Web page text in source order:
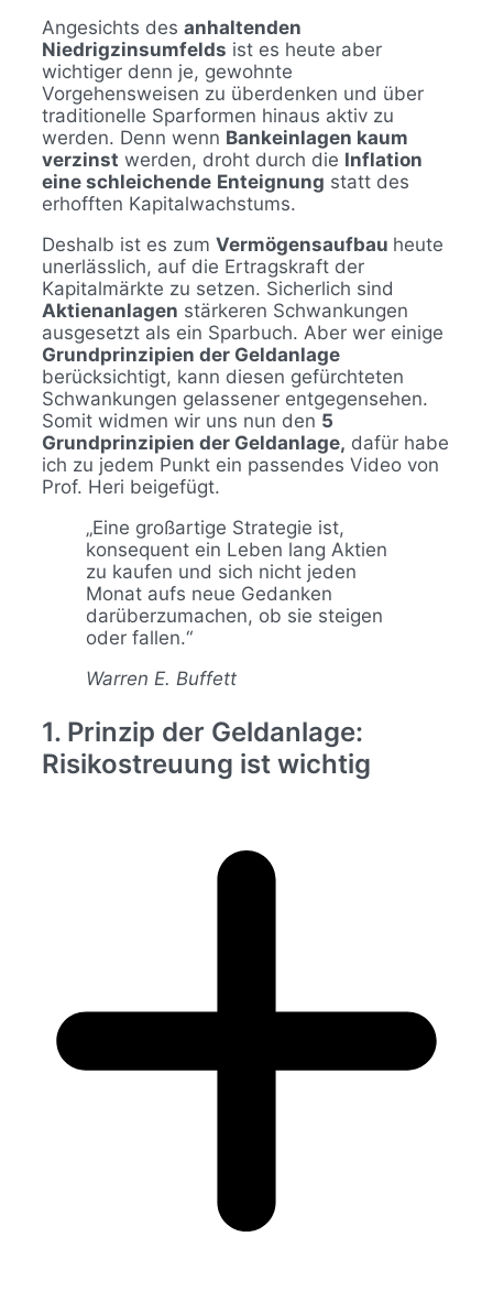
Angesichts des anhaltenden
Niedrigzinsumfelds ist es heute aber
wichtiger denn je, gewohnte
Vorgehensweisen zu überdenken und über
traditionelle Sparformen hinaus aktiv zu
werden. Denn wenn Bankeinlagen kaum
verzinst werden, droht durch die Inflation
eine schleichende Enteignung statt des
erhofften Kapitalwachstums.
Deshalb ist es zum Vermögensaufbau heute
unerlässlich, auf die Ertragskraft der
Kapitalmärkte zu setzen. Sicherlich sind
Aktienanlagen stärkeren Schwankungen
ausgesetzt als ein Sparbuch. Aber wer einige
Grundprinzipien der Geldanlage
berücksichtigt, kann diesen gefürchteten
Schwankungen gelassener entgegensehen.
Somit widmen wir uns nun den 5
Grundprinzipien der Geldanlage, dafür habe
ich zu jedem Punkt ein passendes Video von
Prof. Heri beigefügt.
„Eine großartige Strategie ist,
konsequent ein Leben lang Aktien
zu kaufen und sich nicht jeden
Monat aufs neue Gedanken
darüberzumachen, ob sie steigen
oder fallen.“
Warren E. Buffett
1. Prinzip der Geldanlage:
Risikostreuung ist wichtig